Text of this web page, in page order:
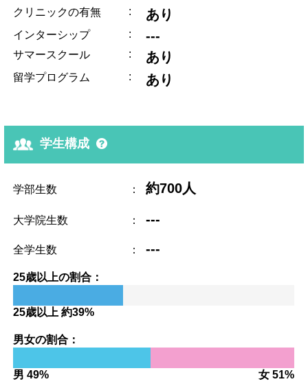
クリニックの有無 : あり
インターシップ : ---
サマースクール : あり
留学プログラム : あり
学生構成
学部生数 ： 約700人
大学院生数 ： ---
全学生数 ： ---
25歳以上の割合：
25歳以上 約39%
男女の割合：
男 49% 女 51%